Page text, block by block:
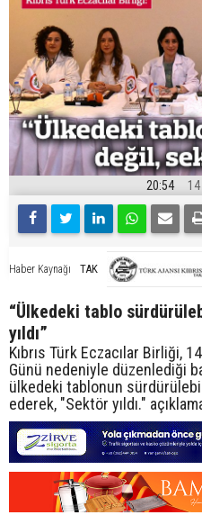
20:54
Haber Kaynağı TAK
“Ülkedeki tablo
yıldı”
Kıbrıs Türk Eczacılar Birliği,
Günü nedeniyle düzenlediği
ülkedeki tablonun
ederek, "Sektör yıldı."